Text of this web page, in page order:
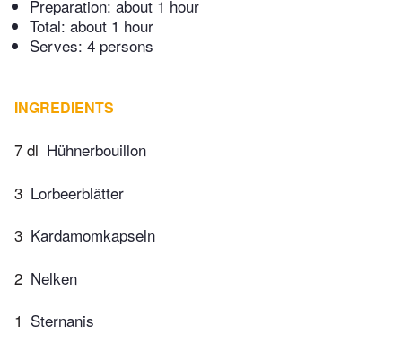
Preparation: about 1 hour
Total: about 1 hour
Serves: 4 persons
INGREDIENTS
7 dl Hühnerbouillon
3 Lorbeerblätter
3 Kardamomkapseln
2 Nelken
1 Sternanis